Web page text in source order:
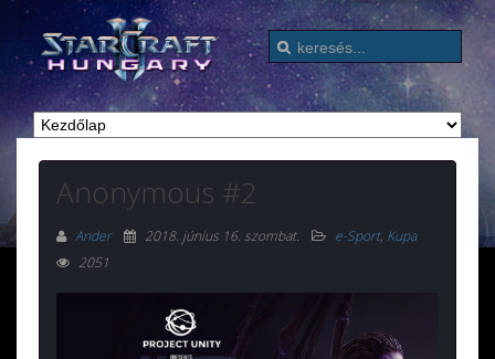
Anonymous #2
Ander 2018. június 16. szombat. e-Sport, Kupa
2051